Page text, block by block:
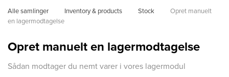
Alle samlinger Inventory & products Stock
Opret manuelt
en lagermodtagelse
Opret manuelt en lagermodtagelse
Sådan modtager du nemt varer i vores lagermodul